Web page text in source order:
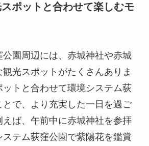
ポットと合わせて楽しむモ
園周辺には、赤城神社や赤城
光スポットがたくさんありま
トと合わせて環境システム荻
とで、より充実した一日を過ご
ば、午前中に赤城神社を参拝
ステム荻窪公園で紫陽花を鑑賞